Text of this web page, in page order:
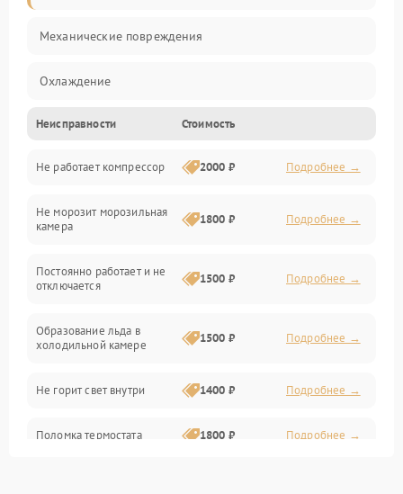
Механические повреждения
Охлаждение
Механика
Электропитание
Дренаж
Неисправности Стоимость
Не работает компрессор 2000 ₽ Подробнее →
Не морозит морозильная
камера
1800 ₽ Подробнее →
Постоянно работает и не
отключается
1500 ₽ Подробнее →
Образование льда в
холодильной камере
1500 ₽ Подробнее →
Не горит свет внутри 1400 ₽ Подробнее →
Поломка термостата 1800 ₽ Подробнее →